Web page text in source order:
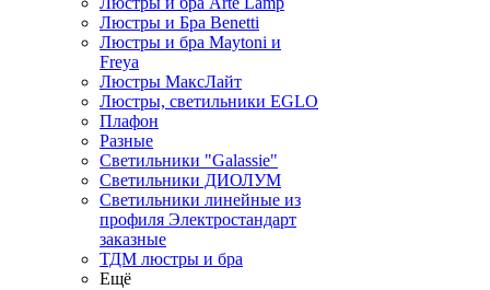
Люстры и Бра Benetti
Люстры и бра Maytoni и
Freya
Люстры МаксЛайт
Люстры, светильники EGLO
Плафон
Разные
Светильники "Galassie"
Светильники ДИОЛУМ
Светильники линейные из
профиля Электростандарт
заказные
ТДМ люстры и бра
Ещё